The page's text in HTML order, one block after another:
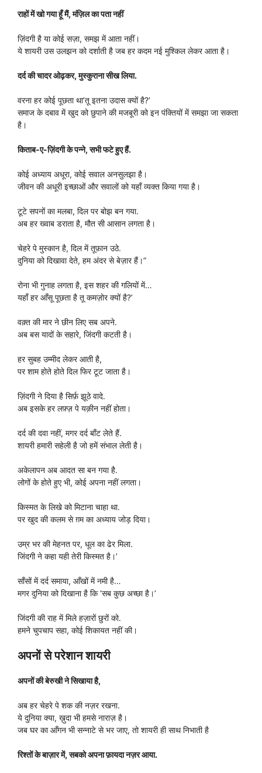
राहों में खो गया हूँ मैं, मंज़िल का पता नहीं
ज़िंदगी है या कोई सज़ा, समझ में आता नहीं।
ये शायरी उस उलझन को दर्शाती है जब हर कदम नई मुश्किल लेकर आता है।
दर्द की चादर ओढ़कर, मुस्कुराना सीख लिया.
वरना हर कोई पूछता था’तू इतना उदास क्यों है?’
समाज के दबाव में खुद को छुपाने की मजबूरी को इन पंक्तियों में समझा जा सकता
है।
किताब-ए-ज़िंदगी के पन्ने, सभी फटे हुए हैं.
कोई अध्याय अधूरा, कोई सवाल अनसुलझा है।
जीवन की अधूरी इच्छाओं और सवालों को यहाँ व्यक्त किया गया है।
टूटे सपनों का मलबा, दिल पर बोझ बन गया.
अब हर ख्वाब डराता है, मौत सी आसान लगता है।
चेहरे पे मुस्कान है, दिल में तूफ़ान उठे.
दुनिया को दिखावा देते, हम अंदर से बेज़ार हैं।”
रोना भी गुनाह लगता है, इस शहर की गलियों में…
यहाँ हर आँसू पूछता है तू कमज़ोर क्यों है?’
वक़्त की मार ने छीन लिए सब अपने.
अब बस यादों के सहारे, जिंदगी कटती है।
हर सुबह उम्मीद लेकर आती है,
पर शाम होते होते दिल फिर टूट जाता है।
ज़िंदगी ने दिया है सिर्फ़ झूठे वादे.
अब इसके हर लफ़्ज़ पे यक़ीन नहीं होता।
दर्द की दवा नहीं, मगर दर्द बाँट लेते हैं.
शायरी हमारी सहेली है जो हमें संभाल लेती है।
अकेलापन अब आदत सा बन गया है.
लोगों के होते हुए भी, कोई अपना नहीं लगता।
किस्मत के लिखे को मिटाना चाहा था.
पर खुद की कलम से ग़म का अध्याय जोड़ दिया।
उम्र भर की मेहनत पर, धूल का ढेर मिला.
जिंदगी ने कहा यही तेरी किस्मत है।’
साँसों में दर्द समाया, आँखों में नमी है…
मगर दुनिया को दिखाना है कि ‘सब कुछ अच्छा है।’
जिंदगी की राह में मिले हज़ारों छुरों को.
हमने चुपचाप सहा, कोई शिकायत नहीं की।
अपनों से परेशान शायरी
अपनों की बेरुखी ने सिखाया है,
अब हर चेहरे पे शक की नज़र रखना.
ये दुनिया क्या, ख़ुदा भी हमसे नाराज़ है।
जब घर का आँगन भी सन्नाटे से भर जाए, तो शायरी ही साथ निभाती है
रिश्तों के बाज़ार में, सबको अपना फ़ायदा नज़र आया.